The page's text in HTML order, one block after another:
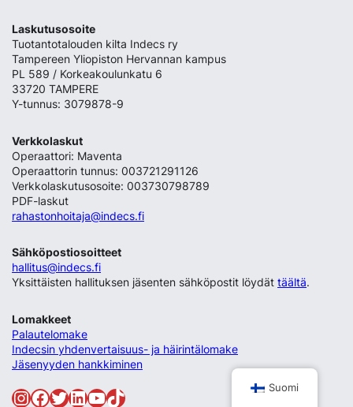
Laskutusosoite
Tuotantotalouden kilta Indecs ry
Tampereen Yliopiston Hervannan kampus
PL 589 / Korkeakoulunkatu 6
33720 TAMPERE
Y-tunnus: 3079878-9
Verkkolaskut
Operaattori: Maventa
Operaattorin tunnus: 003721291126
Verkkolaskutusosoite: 003730798789
PDF-laskut
rahastonhoitaja@indecs.fi
Sähköpostiosoitteet
hallitus@indecs.fi
Yksittäisten hallituksen jäsenten sähköpostit löydättäältä.
Lomakkeet
Palautelomake
Indecsin yhdenvertaisuus- ja häirintälomake
Jäsenyyden hankkiminen
InstagramFacebook Twitter LinkedIn YouTube TikTok Suomi